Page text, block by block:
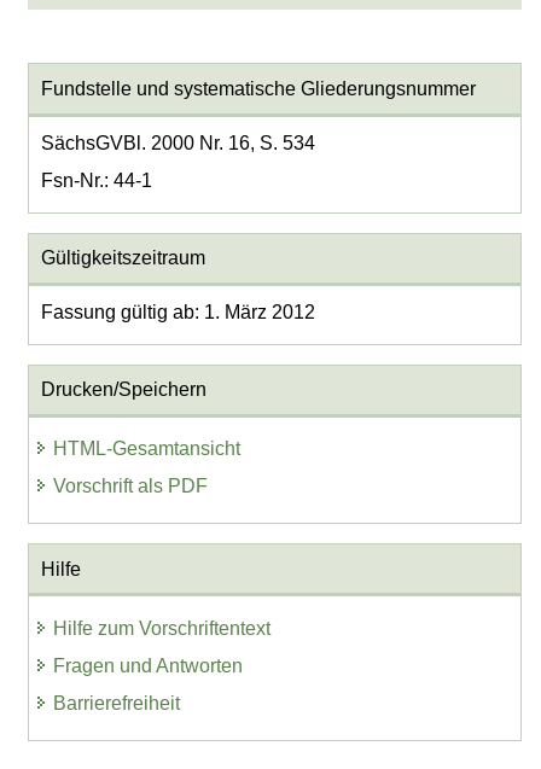
Fundstelle und systematische Gliederungsnummer
SächsGVBl. 2000 Nr. 16, S. 534
Fsn-Nr.: 44-1
Gültigkeitszeitraum
Fassung gültig ab: 1. März 2012
Drucken/Speichern
HTML-Gesamtansicht
Vorschrift als PDF
Hilfe
Hilfe zum Vorschriftentext
Fragen und Antworten
Barrierefreiheit